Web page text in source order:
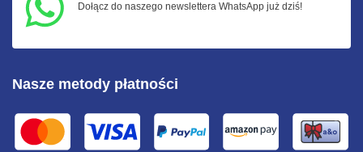
Dołącz do naszego newslettera WhatsApp już dziś!
Nasze metody płatności